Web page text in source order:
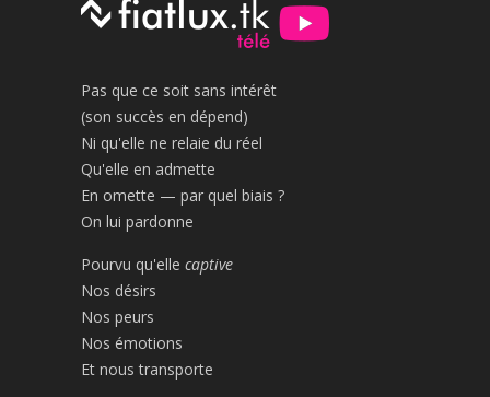
Pas que ce soit sans intérêt
(son succès en dépend)
Ni qu'elle ne relaie du réel
Qu'elle en admette
En omette — par quel biais ?
On lui pardonne
Pourvu qu'elle captive
Nos désirs
Nos peurs
Nos émotions
Et nous transporte